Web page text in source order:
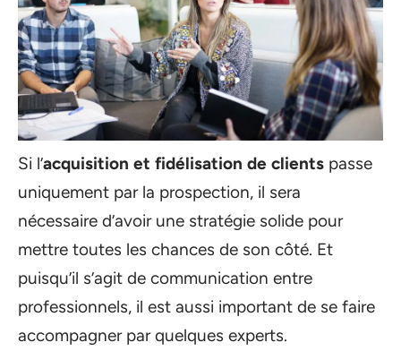
Si l’acquisition et fidélisation de clients passe
uniquement par la prospection, il sera
nécessaire d’avoir une stratégie solide pour
mettre toutes les chances de son côté. Et
puisqu’il s’agit de communication entre
professionnels, il est aussi important de se faire
accompagner par quelques experts.